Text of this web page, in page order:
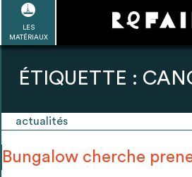
Passer
contenu
LES
MATÉRIAUX
EN SAVOIR PLUS
FAQ
Rechercher :
Refair mode d'emploi
Se connecter
ÉTIQUETTE :
actualités
Bungalow cherche